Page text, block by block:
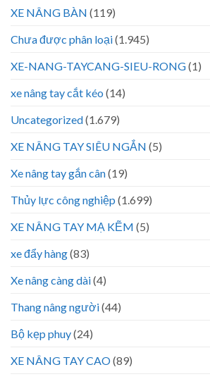
XE NÂNG BÀN (119)
Chưa được phân loại(1.945)
XE-NANG-TAYCANG-SIEU-RONG(1)
xe nâng tay cắt kéo (14)
Uncategorized(1.679)
XE NÂNG TAY SIÊU NGẮN (5)
Xe nâng tay gắn cân(19)
Thủy lực công nghiệp (1.699)
XE NÂNG TAY MẠ KẼM (5)
xe đẩy hàng(83)
Xe nâng càng dài(4)
Thang nâng người(44)
Bộ kẹp phuy(24)
XE NÂNG TAY CAO(89)